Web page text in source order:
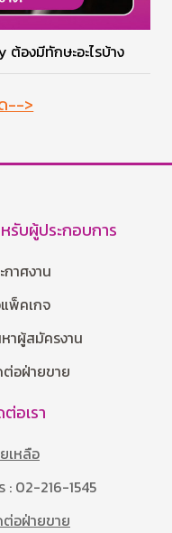
องมีทักษะอะไรบ้าง
-->
รับผู้ประกอบการ
กาศงาน
พ็คเกจ
าผู้สมัครงาน
อฝ่ายขาย
อเรา
เหลือ
: 02-216-1545
อฝ่ายขาย